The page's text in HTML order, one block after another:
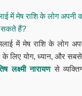
में मेष राशि के लोग अपनी
हैं?
में मेष राशि के लोग
लिए योग, ध्यान, और सबसे
लक्ष्मी नारायणसे